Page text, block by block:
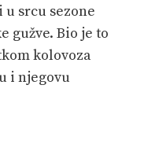
srcu sezone
gužve. Bio je to
kolovoza
i njegovu